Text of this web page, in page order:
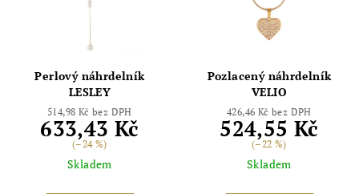
Perlový náhrdelník
LESLEY
514,98 Kč bez DPH
633,43 Kč
(–24 %)
Skladem
Pozlacený náhrdelník
VELIO
426,46 Kč bez DPH
524,55 Kč
(–22 %)
Skladem